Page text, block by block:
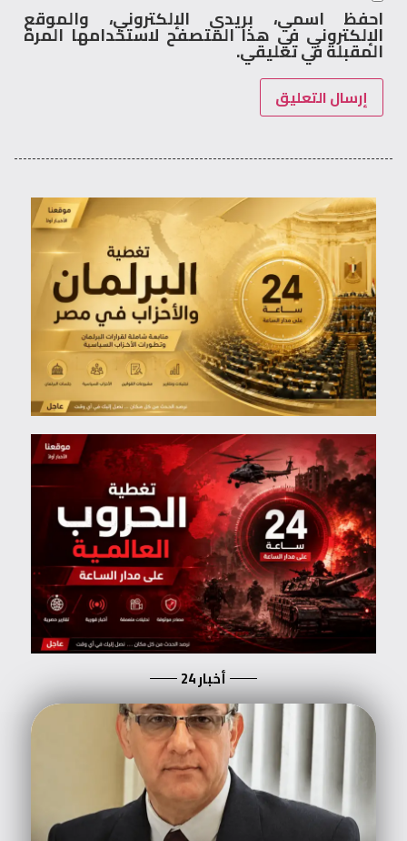
احفظ اسمي، بريدي الإلكتروني، والموقع
الإلكتروني في هذا المتصفح لاستخدامها المرة
المقبلة في تعليقي.
أخبار 24